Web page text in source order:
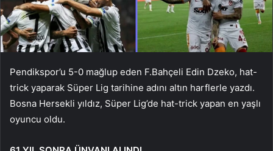
Pendikspor’u 5-0 mağlup eden F.Bahçeli Edin Dzeko, hat-
trick yaparak Süper Lig tarihine adını altın harflerle yazdı.
Bosna Hersekli yıldız, Süper Lig’de hat-trick yapan en yaşlı
oyuncu oldu.